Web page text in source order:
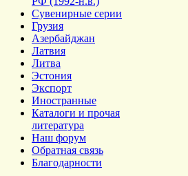
Сувенирные серии
Грузия
Азербайджан
Латвия
Литва
Эстония
Экспорт
Иностранные
Каталоги и прочая
литература
Наш форум
Обратная связь
Благодарности